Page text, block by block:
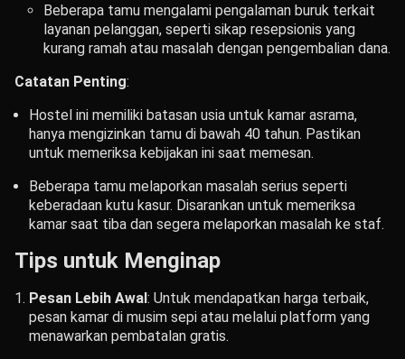
Beberapa tamu mengalami pengalaman buruk terkait
layanan pelanggan, seperti sikap resepsionis yang
kurang ramah atau masalah dengan pengembalian dana.
Catatan Penting:
Hostel ini memiliki batasan usia untuk kamar asrama,
hanya mengizinkan tamu di bawah 40 tahun. Pastikan
untuk memeriksa kebijakan ini saat memesan.
Beberapa tamu melaporkan masalah serius seperti
keberadaan kutu kasur. Disarankan untuk memeriksa
kamar saat tiba dan segera melaporkan masalah ke staf.
Tips untuk Menginap
Pesan Lebih Awal: Untuk mendapatkan harga terbaik,
pesan kamar di musim sepi atau melalui platform yang
menawarkan pembatalan gratis.